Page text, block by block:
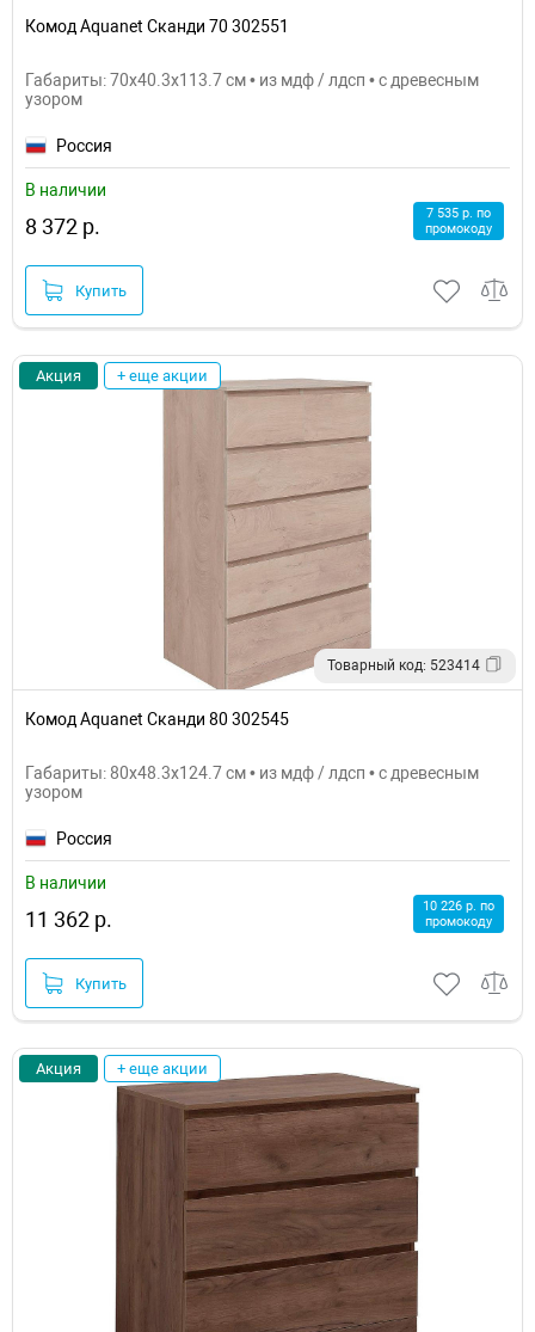
Комод Aquanet Сканди 70 302551
Габариты: 70x40.3x113.7 см • из мдф / лдсп • с древесным
узором
Россия
В наличии
8 372 р.
7 535 р. по
промокоду
Купить
Акция + еще акции
Товарный код: 523414
Комод Aquanet Сканди 80 302545
Габариты: 80x48.3x124.7 см • из мдф / лдсп • с древесным
узором
Россия
В наличии
11 362 р.
10 226 р. по
промокоду
Купить
Акция + еще акции